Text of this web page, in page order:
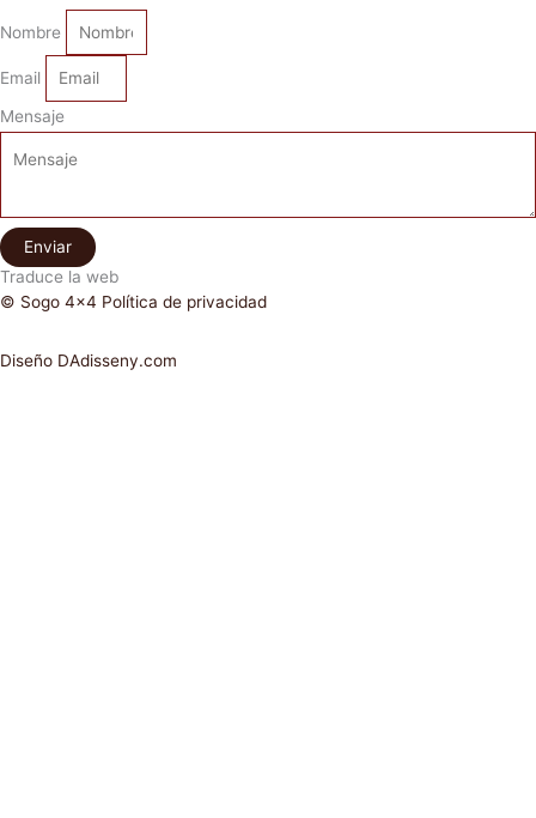
Nombre
Email
Mensaje
Enviar
Traduce la web
© Sogo 4x4 Política de privacidad
Diseño DAdisseny.com